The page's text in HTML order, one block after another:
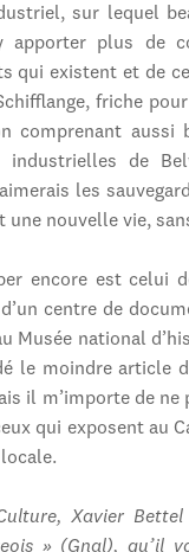
sur lequel
apporter plus de
qui existent et de
friche
comprenant aussi
de
les
une nouvelle vie,
encore est celui
centre de
Musée national
le moindre article
il m’importe de ne
qui exposent au
Xavier
» (Gnal), qu’il